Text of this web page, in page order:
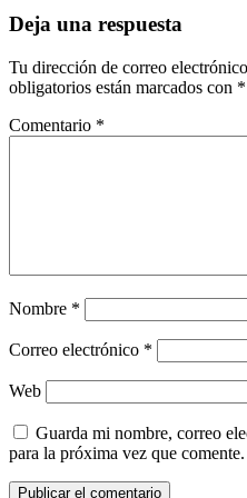
Deja una respuesta
Tu dirección de correo
obligatorios están marcados con *
Comentario *
Nombre *
Correo electrónico *
Web
Guarda mi nombre, correo
para la próxima vez que comente.